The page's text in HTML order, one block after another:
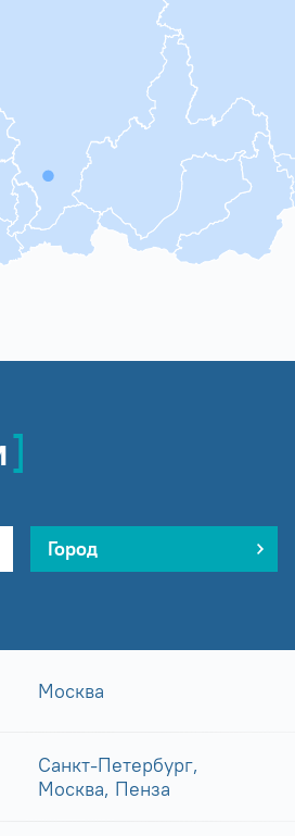
Город
Москва
Санкт-Петербург,
Москва, Пенза